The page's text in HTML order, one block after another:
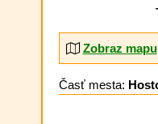
Zobraz mapu
Časť mesta: